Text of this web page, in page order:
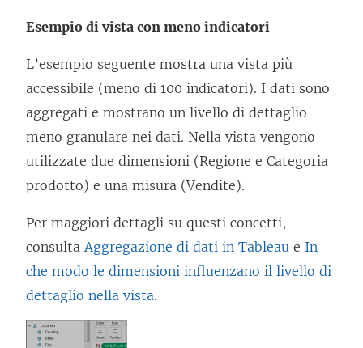
Esempio di vista con meno indicatori
L’esempio seguente mostra una vista più
accessibile (meno di 100 indicatori). I dati sono
aggregati e mostrano un livello di dettaglio
meno granulare nei dati. Nella vista vengono
utilizzate due dimensioni (Regione e Categoria
prodotto) e una misura (Vendite).
Per maggiori dettagli su questi concetti,
consultaAggregazione di dati in Tableau e In
che modo le dimensioni influenzano il livello di
dettaglio nella vista.